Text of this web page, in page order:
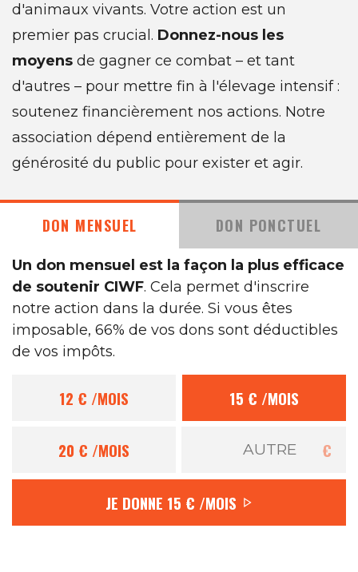
d'animaux vivants. Votre action est un
premier pas crucial. Donnez-nous les
moyens de gagner ce combat – et tant
d'autres – pour mettre fin à l'élevage intensif :
soutenez financièrement nos actions. Notre
association dépend entièrement de la
générosité du public pour exister et agir.
DON MENSUEL DON PONCTUEL
Un don mensuel est la façon la plus efficace
de soutenir CIWF. Cela permet d'inscrire
notre action dans la durée. Si vous êtes
imposable, 66% de vos dons sont déductibles
de vos impôts.
12 € /MOIS 15 € /MOIS
20 € /MOIS €
JE DONNE 15 € /MOIS